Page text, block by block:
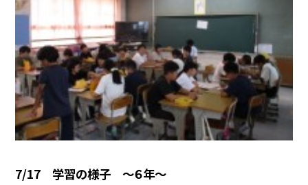
7/17 学習の様子 ～６年～